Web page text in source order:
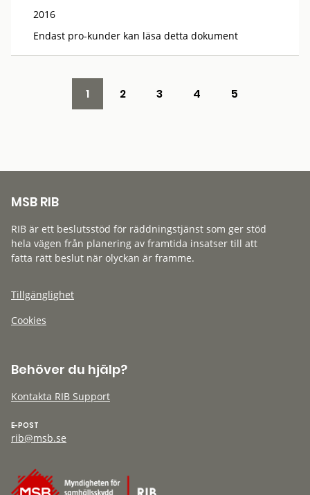
2016
Endast pro-kunder kan läsa detta dokument
1 2 3 4 5
MSB RIB
RIB är ett beslutsstöd för räddningstjänst som ger stöd
hela vägen från planering av framtida insatser till att
fatta rätt beslut när olyckan är framme.
Tillgänglighet
Cookies
Behöver du hjälp?
Kontakta RIB Support
E-POST
rib@msb.se